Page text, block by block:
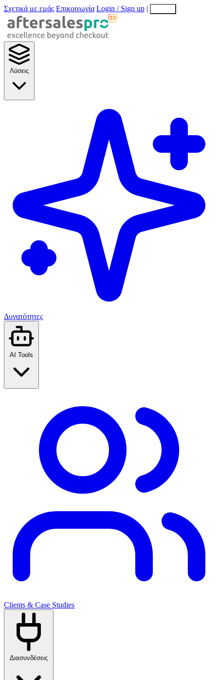
Σχετικά με εμάς Επικοινωνία Login / Sign up |
Λύσεις
Δυνατότητες
AI Tools
Clients & Case Studies
Διασυνδέσεις